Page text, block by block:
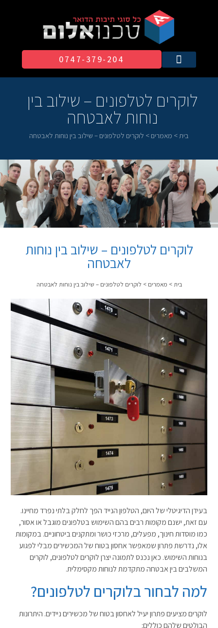
0747-379-204​
לוקרים לטלפונים – שילוב בין
נוחות לאבטחה
בית> מאמרים > לוקרים לטלפונים – שילוב בין נוחות לאבטחה
לוקרים לטלפונים – שילוב בין נוחות
לאבטחה
בית> מאמרים > לוקרים לטלפונים – שילוב בין נוחות לאבטחה
בעידן הדיגיטלי של היום, הטלפון הנייד הפך לחלק בלתי נפרד מחיינו.
עם זאת, ישנם מקומות רבים בהם השימוש בטלפונים מוגבל או אסור,
כמו מוסדות חינוך, מפעלים, מרכזי כושר ומתקנים ביטחוניים. במקומות
אלו, נדרשת פתרון שמאפשר אחסון בטוח של המכשירים מבלי לפגוע
בנוחות השימוש. כאן נכנס לתמונה יצרן לוקרים לטלפונים, לוקרים
המשלבים בין אבטחה מתקדמת לנוחות מקסימלית.
למה לבחור בלוקרים לטלפונים?
לוקרים מציעים פתרון יעיל לאחסון בטוח של מכשירים ניידים. היתרונות
הבולטים שלהם כוללים: